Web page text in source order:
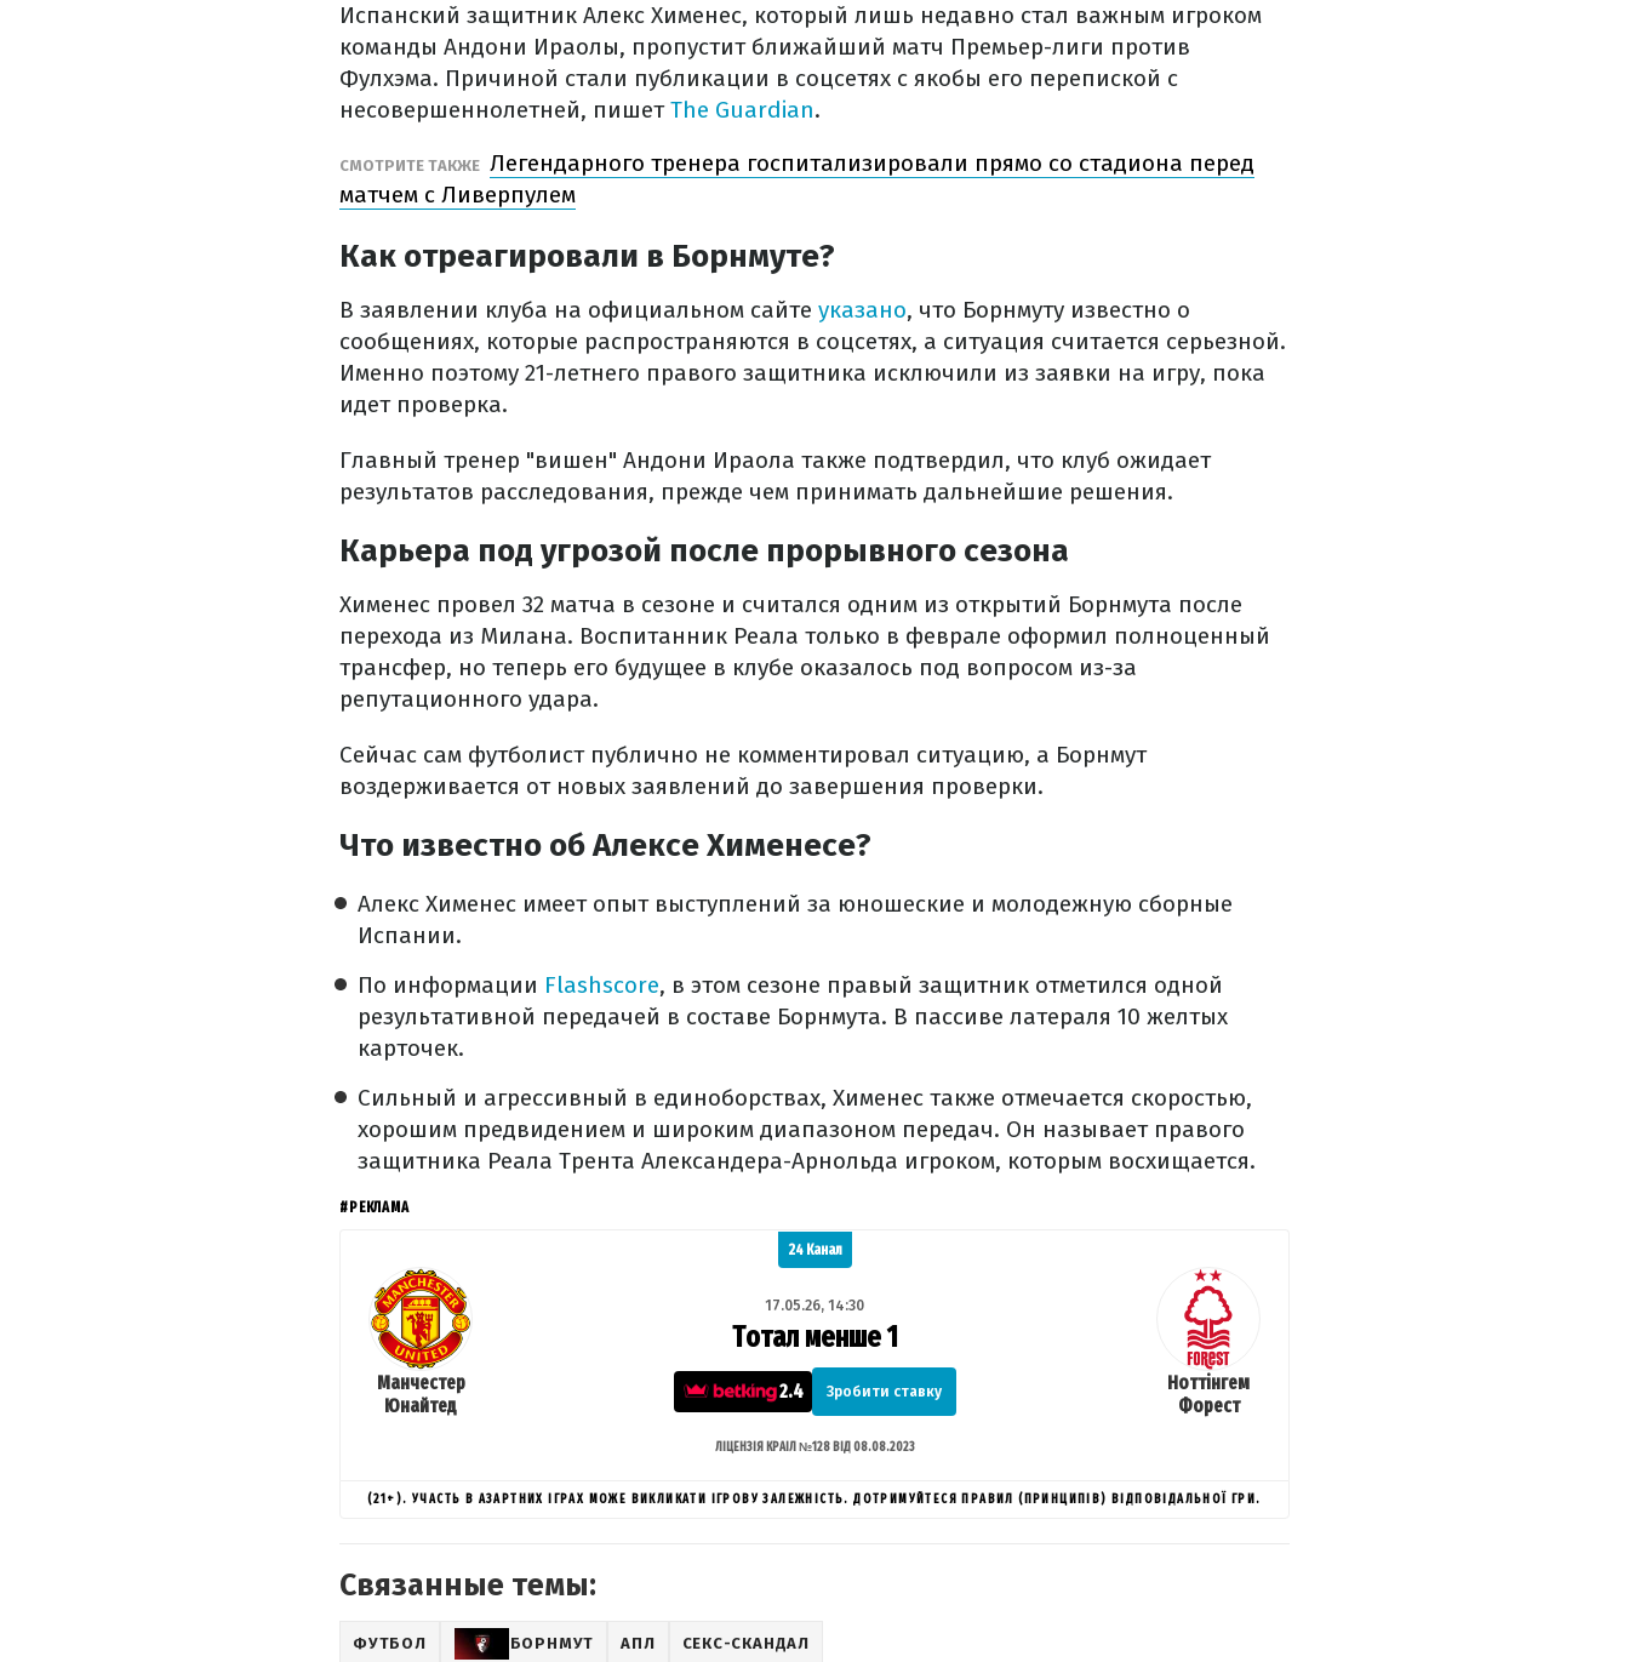
Испанский защитник Алекс Хименес, который лишь недавно стал важным игроком
команды Андони Ираолы, пропустит ближайший матч Премьер-лиги против
Фулхэма. Причиной стали публикации в соцсетях с якобы его перепиской с
несовершеннолетней, пишетThe Guardian.
СМОТРИТЕ ТАКЖЕ Легендарного тренера госпитализировали прямо со стадиона перед
матчем с Ливерпулем
Как отреагировали в Борнмуте?
В заявлении клуба на официальном сайте указано, что Борнмуту известно о
сообщениях, которые распространяются в соцсетях, а ситуация считается серьезной.
Именно поэтому 21-летнего правого защитника исключили из заявки на игру, пока
идет проверка.
Главный тренер "вишен" Андони Ираола также подтвердил, что клуб ожидает
результатов расследования, прежде чем принимать дальнейшие решения.
Карьера под угрозой после прорывного сезона
Хименес провел 32 матча в сезоне и считался одним из открытий Борнмута после
перехода из Милана. Воспитанник Реала только в феврале оформил полноценный
трансфер, но теперь его будущее в клубе оказалось под вопросом из-за
репутационного удара.
Сейчас сам футболист публично не комментировал ситуацию, а Борнмут
воздерживается от новых заявлений до завершения проверки.
Что известно об Алексе Хименесе?
Алекс Хименес имеет опыт выступлений за юношеские и молодежную сборные
Испании.
По информации Flashscore, в этом сезоне правый защитник отметился одной
результативной передачей в составе Борнмута. В пассиве латераля 10 желтых
карточек.
Сильный и агрессивный в единоборствах, Хименес также отмечается скоростью,
хорошим предвидением и широким диапазоном передач. Он называет правого
защитника Реала Трента Александера-Арнольда игроком, которым восхищается.
#РЕКЛАМА
24 Канал
Манчестер
Юнайтед
17.05.26, 14:30
Тотал менше 1
2.4 Зробити ставку
Ноттінгем
Форест
ЛІЦЕНЗІЯ КРАІЛ №128 ВІД 08.08.2023
(21+). УЧАСТЬ В АЗАРТНИХ ІГРАХ МОЖЕ ВИКЛИКАТИ ІГРОВУ ЗАЛЕЖНІСТЬ. ДОТРИМУЙТЕСЯ ПРАВИЛ (ПРИНЦИПІВ) ВІДПОВІДАЛЬНОЇ ГРИ.
Связанные темы:
ФУТБОЛ БОРНМУТ АПЛ СЕКС-СКАНДАЛ